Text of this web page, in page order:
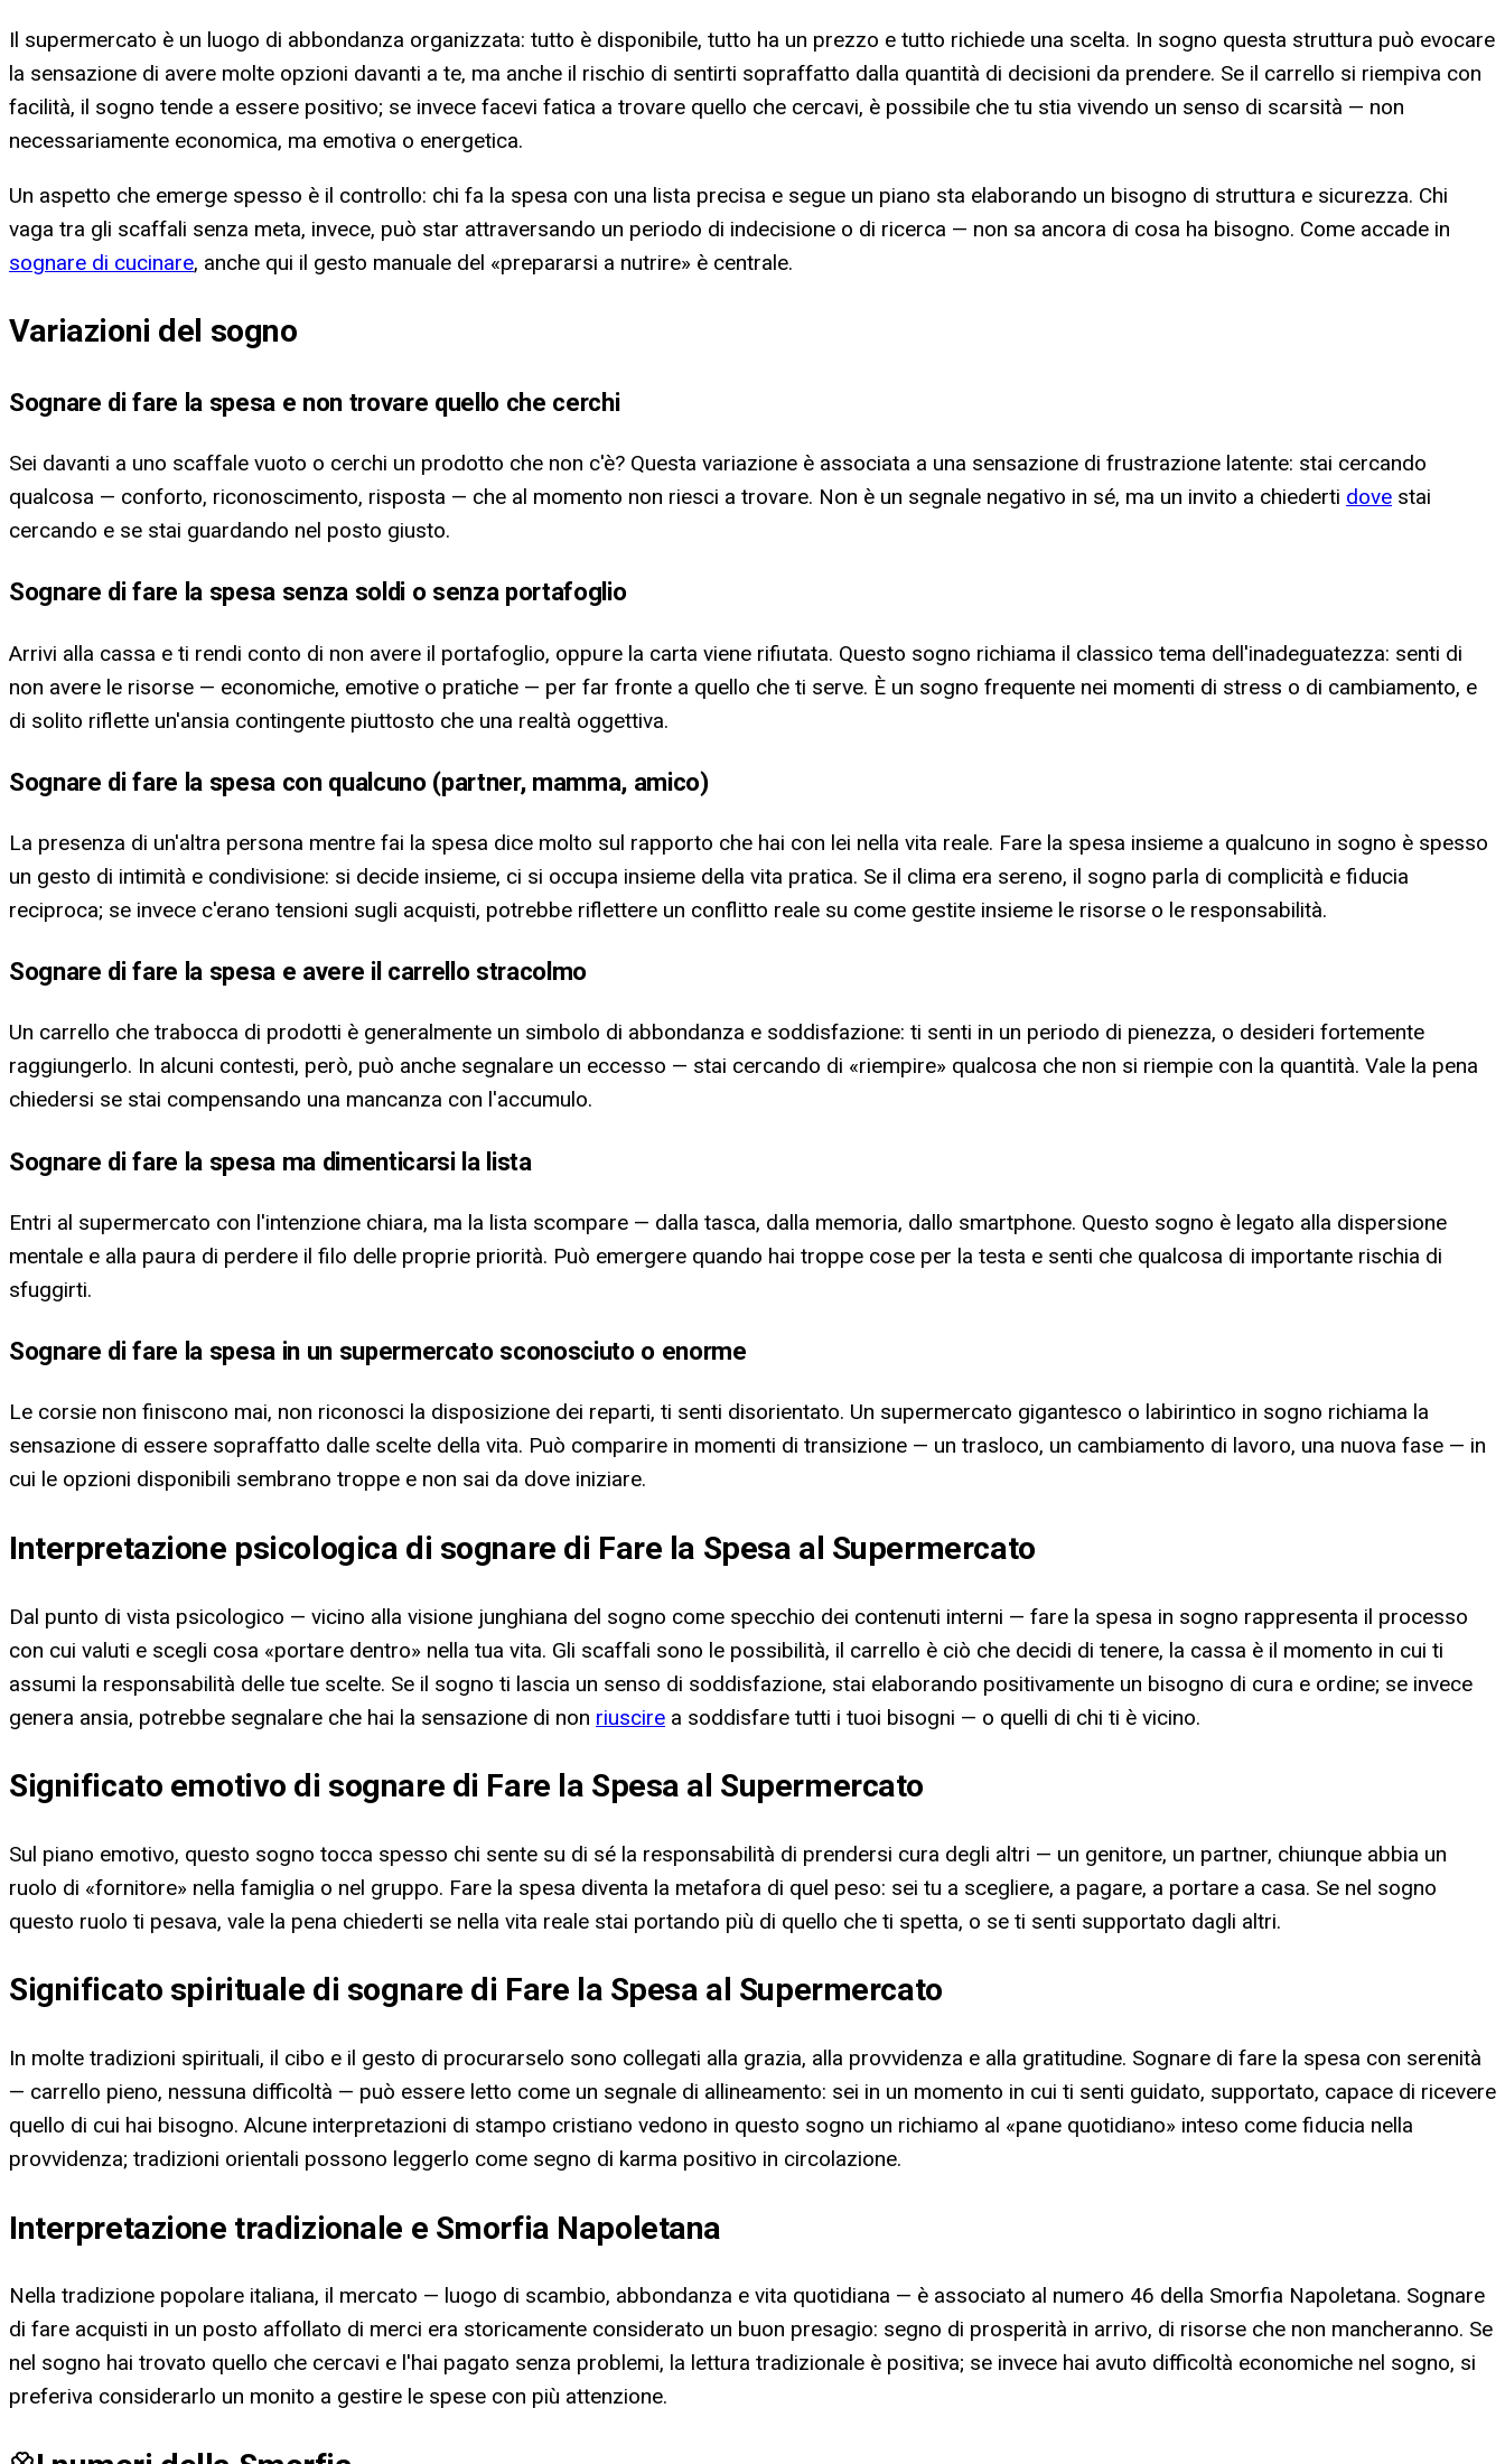
Il supermercato è un luogo di abbondanza organizzata: tutto è disponibile, tutto ha un prezzo e tutto richiede una scelta. In sogno questa struttura può evocare
la sensazione di avere molte opzioni davanti a te, ma anche il rischio di sentirti sopraffatto dalla quantità di decisioni da prendere. Se il carrello si riempiva con
facilità, il sogno tende a essere positivo; se invece facevi fatica a trovare quello che cercavi, è possibile che tu stia vivendo un senso di scarsità — non
necessariamente economica, ma emotiva o energetica.
Un aspetto che emerge spesso è il controllo: chi fa la spesa con una lista precisa e segue un piano sta elaborando un bisogno di struttura e sicurezza. Chi
vaga tra gli scaffali senza meta, invece, può star attraversando un periodo di indecisione o di ricerca — non sa ancora di cosa ha bisogno. Come accade in
sognare di cucinare, anche qui il gesto manuale del «prepararsi a nutrire» è centrale.
Variazioni del sogno
Sognare di fare la spesa e non trovare quello che cerchi
Sei davanti a uno scaffale vuoto o cerchi un prodotto che non c'è? Questa variazione è associata a una sensazione di frustrazione latente: stai cercando
qualcosa — conforto, riconoscimento, risposta — che al momento non riesci a trovare. Non è un segnale negativo in sé, ma un invito a chiederti dove stai
cercando e se stai guardando nel posto giusto.
Sognare di fare la spesa senza soldi o senza portafoglio
Arrivi alla cassa e ti rendi conto di non avere il portafoglio, oppure la carta viene rifiutata. Questo sogno richiama il classico tema dell'inadeguatezza: senti di
non avere le risorse — economiche, emotive o pratiche — per far fronte a quello che ti serve. È un sogno frequente nei momenti di stress o di cambiamento, e
di solito riflette un'ansia contingente piuttosto che una realtà oggettiva.
Sognare di fare la spesa con qualcuno (partner, mamma, amico)
La presenza di un'altra persona mentre fai la spesa dice molto sul rapporto che hai con lei nella vita reale. Fare la spesa insieme a qualcuno in sogno è spesso
un gesto di intimità e condivisione: si decide insieme, ci si occupa insieme della vita pratica. Se il clima era sereno, il sogno parla di complicità e fiducia
reciproca; se invece c'erano tensioni sugli acquisti, potrebbe riflettere un conflitto reale su come gestite insieme le risorse o le responsabilità.
Sognare di fare la spesa e avere il carrello stracolmo
Un carrello che trabocca di prodotti è generalmente un simbolo di abbondanza e soddisfazione: ti senti in un periodo di pienezza, o desideri fortemente
raggiungerlo. In alcuni contesti, però, può anche segnalare un eccesso — stai cercando di «riempire» qualcosa che non si riempie con la quantità. Vale la pena
chiedersi se stai compensando una mancanza con l'accumulo.
Sognare di fare la spesa ma dimenticarsi la lista
Entri al supermercato con l'intenzione chiara, ma la lista scompare — dalla tasca, dalla memoria, dallo smartphone. Questo sogno è legato alla dispersione
mentale e alla paura di perdere il filo delle proprie priorità. Può emergere quando hai troppe cose per la testa e senti che qualcosa di importante rischia di
sfuggirti.
Sognare di fare la spesa in un supermercato sconosciuto o enorme
Le corsie non finiscono mai, non riconosci la disposizione dei reparti, ti senti disorientato. Un supermercato gigantesco o labirintico in sogno richiama la
sensazione di essere sopraffatto dalle scelte della vita. Può comparire in momenti di transizione — un trasloco, un cambiamento di lavoro, una nuova fase — in
cui le opzioni disponibili sembrano troppe e non sai da dove iniziare.
Interpretazione psicologica di sognare di Fare la Spesa al Supermercato
Dal punto di vista psicologico — vicino alla visione junghiana del sogno come specchio dei contenuti interni — fare la spesa in sogno rappresenta il processo
con cui valuti e scegli cosa «portare dentro» nella tua vita. Gli scaffali sono le possibilità, il carrello è ciò che decidi di tenere, la cassa è il momento in cui ti
assumi la responsabilità delle tue scelte. Se il sogno ti lascia un senso di soddisfazione, stai elaborando positivamente un bisogno di cura e ordine; se invece
genera ansia, potrebbe segnalare che hai la sensazione di non riuscire a soddisfare tutti i tuoi bisogni — o quelli di chi ti è vicino.
Significato emotivo di sognare di Fare la Spesa al Supermercato
Sul piano emotivo, questo sogno tocca spesso chi sente su di sé la responsabilità di prendersi cura degli altri — un genitore, un partner, chiunque abbia un
ruolo di «fornitore» nella famiglia o nel gruppo. Fare la spesa diventa la metafora di quel peso: sei tu a scegliere, a pagare, a portare a casa. Se nel sogno
questo ruolo ti pesava, vale la pena chiederti se nella vita reale stai portando più di quello che ti spetta, o se ti senti supportato dagli altri.
Significato spirituale di sognare di Fare la Spesa al Supermercato
In molte tradizioni spirituali, il cibo e il gesto di procurarselo sono collegati alla grazia, alla provvidenza e alla gratitudine. Sognare di fare la spesa con serenità
— carrello pieno, nessuna difficoltà — può essere letto come un segnale di allineamento: sei in un momento in cui ti senti guidato, supportato, capace di ricevere
quello di cui hai bisogno. Alcune interpretazioni di stampo cristiano vedono in questo sogno un richiamo al «pane quotidiano» inteso come fiducia nella
provvidenza; tradizioni orientali possono leggerlo come segno di karma positivo in circolazione.
Interpretazione tradizionale e Smorfia Napoletana
Nella tradizione popolare italiana, il mercato — luogo di scambio, abbondanza e vita quotidiana — è associato al numero 46 della Smorfia Napoletana. Sognare
di fare acquisti in un posto affollato di merci era storicamente considerato un buon presagio: segno di prosperità in arrivo, di risorse che non mancheranno. Se
nel sogno hai trovato quello che cercavi e l'hai pagato senza problemi, la lettura tradizionale è positiva; se invece hai avuto difficoltà economiche nel sogno, si
preferiva considerarlo un monito a gestire le spese con più attenzione.